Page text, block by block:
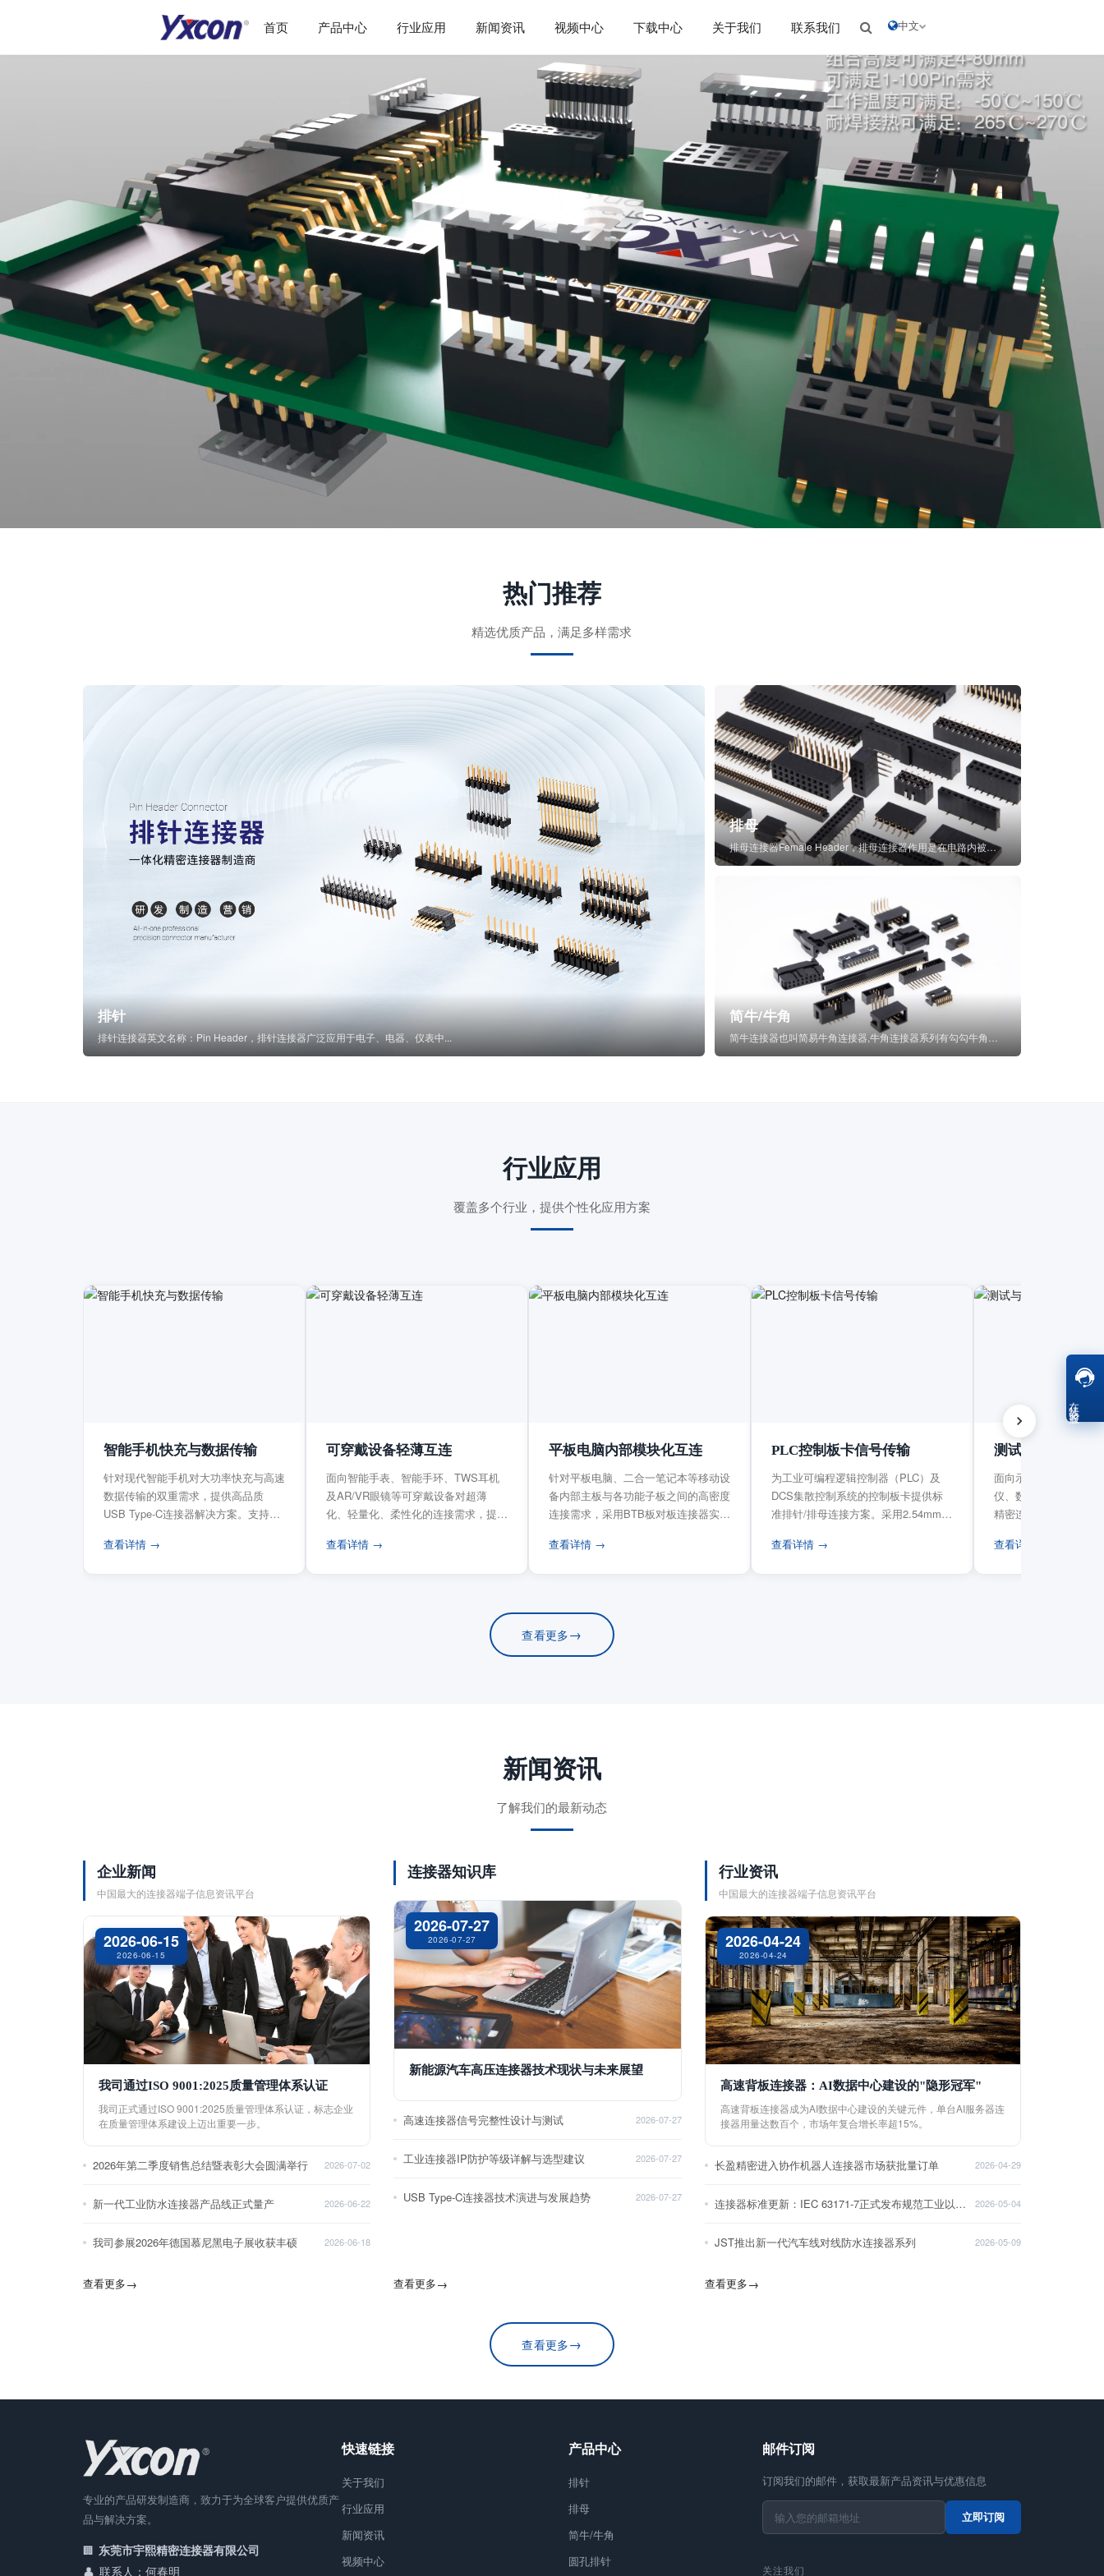
首页 产品中心 行业应用 新闻资讯 视频中心 下载中心 关于我们 联系我们 中文
热门推荐
精选优质产品，满足多样需求
排针
排针连接器英文名称：Pin Header，排针连接器广泛应用于电子、电器、仪表中...
排母
排母连接器Female Header，排母连接器作用是在电路内被阻断处或孤立不通...
简牛/牛角
行业应用
覆盖多个行业，提供个性化应用方案
智能手机快充与数据传输
针对现代智能手机对大功率快充与高速
数据传输的双重需求，提供高品质
USB Type-C连接器解决方案。支持
查看详情 →
可穿戴设备轻薄互连
面向智能手表、智能手环、TWS耳机
及AR/VR眼镜等可穿戴设备对超薄
化、轻量化、柔性化的连接需求，提供
查看详情 →
平板电脑内部模块化互连
针对平板电脑、二合一笔记本等移动设
备内部主板与各功能子板之间的高密度
连接需求，采用BTB板对板连接器实现
查看详情 →
PLC控制板卡信号传输
为工业可编程逻辑控制器（PLC）及
DCS集散控制系统的控制板卡提供标
准排针/排母连接方案。采用2.54mm标
查看详情 →
测试与测量设备
面向示波器、信号发
仪、数据采集卡等电
精密连接需求，提供
查看详情 →
查看更多→
新闻资讯
了解我们的最新动态
企业新闻
中国最大的连接器端子信息资讯平台
2026-06-15
2026-06-15
我司通过ISO 9001:2025质量管理体系认证
我司正式通过ISO 9001:2025质量管理体系认证，标志企业
在质量管理体系建设上迈出重要一步。
2026年第二季度销售总结暨表彰大会圆满举行 2026-07-02
新一代工业防水连接器产品线正式量产 2026-06-22
我司参展2026年德国慕尼黑电子展收获丰硕 2026-06-18
查看更多→
连接器知识库
2026-07-27
2026-07-27
新能源汽车高压连接器技术现状与未来展望
高速连接器信号完整性设计与测试 2026-07-27
工业连接器IP防护等级详解与选型建议 2026-07-27
USB Type-C连接器技术演进与发展趋势 2026-07-27
查看更多→
行业资讯
中国最大的连接器端子信息资讯平台
2026-04-24
2026-04-24
高速背板连接器：AI数据中心建设的"隐形冠军"
高速背板连接器成为AI数据中心建设的关键元件，单台AI服务器连
接器用量达数百个，市场年复合增长率超15%。
长盈精密进入协作机器人连接器市场获批量订单 2026-04-29
连接器标准更新：IEC 63171-7正式发布规范工业以太网接口 2026-05-04
JST推出新一代汽车线对线防水连接器系列 2026-05-09
查看更多→
查看更多→
专业的产品研发制造商，致力于为全球客户提供优质产
品与解决方案。
东莞市宇熙精密连接器有限公司
联系人：何春明
快速链接
关于我们
行业应用
新闻资讯
视频中心
产品中心
排针
排母
简牛/牛角
圆孔排针
邮件订阅
订阅我们的邮件，获取最新产品资讯与优惠信息
立即订阅
关注我们
在线客服